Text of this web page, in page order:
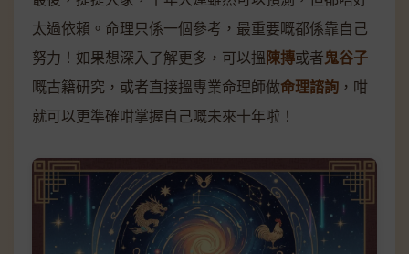
太過依賴。命理只係一個參考，最重要嘅都係靠自己
努力！如果想深入了解更多，可以搵陳摶或者鬼谷子
嘅古籍研究，或者直接搵專業命理師做命理諮詢 ，咁
就可以更準確咁掌握自己嘅未來十年啦！